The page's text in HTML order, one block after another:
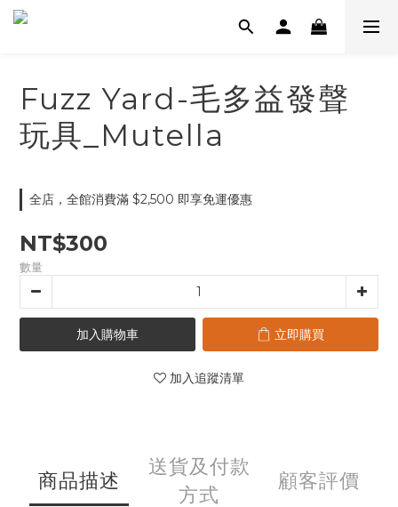
Fuzz Yard-毛多益發聲
玩具_Mutella
全店，全館消費滿 $2,500 即享免運優惠
NT$300
數量
加入購物車 立即購買
加入追蹤清單
商品描述
送貨及付款
方式
顧客評價